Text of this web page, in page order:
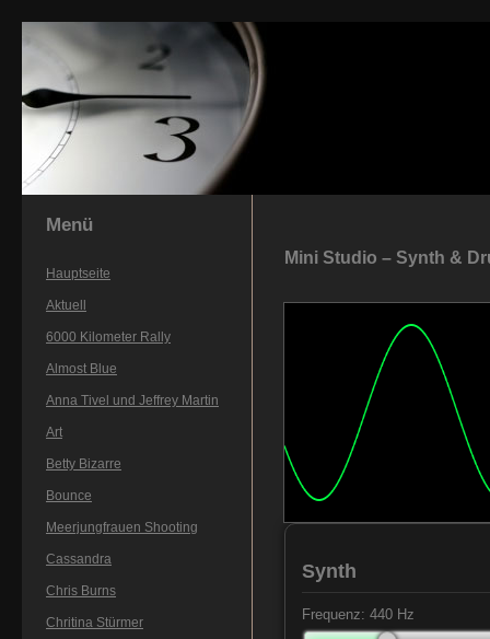
Menü
Hauptseite
Aktuell
6000 Kilometer Rally
Almost Blue
Anna Tivel und Jeffrey Martin
Art
Betty Bizarre
Bounce
Meerjungfrauen Shooting
Cassandra
Chris Burns
Chritina Stürmer
Mini Studio – Synth &
Synth
Frequenz: 440 Hz